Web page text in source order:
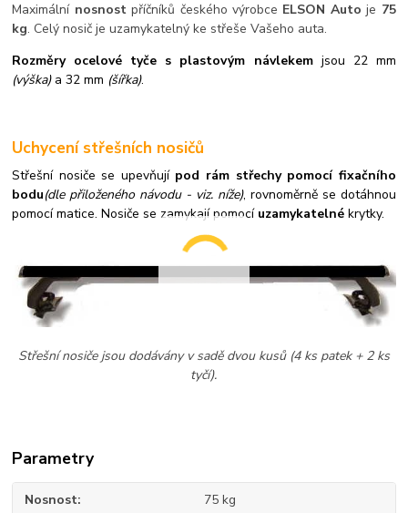
Maximální nosnostpříčníků českého výrobce ELSON Autoje 75
kg. Celý nosič je uzamykatelný ke střeše Vašeho auta.
Rozměry ocelové tyče s plastovým návlekemjsou 22 mm
(výška)a 32 mm (šířka).
Uchycení střešních nosičů
Střešní nosiče se upevňují pod rám střechy pomocí fixačního
bodu(dle přiloženého návodu - viz. níže), rovnoměrně se dotáhnou
pomocí matice. Nosiče se zamykají pomocí uzamykatelné krytky.
Střešní nosiče jsou dodávány v sadě dvou kusů (4 ks patek + 2 ks
tyčí).
Parametry
Nosnost 75 kg